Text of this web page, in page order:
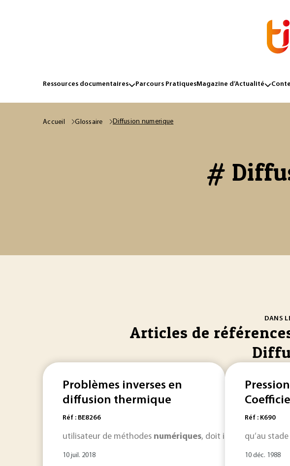
Ressources documentaires Parcours PratiquesMagazine d’Actualité
Accueil Glossaire Diffusion numerique
#
DANS
Articles de
Problèmes inverses en
diffusion thermique
Réf : BE8266
utilisateur de méthodes numériques, doit ici être
10 juil. 2018
Réf : K690
qu’au
10 déc. 1988